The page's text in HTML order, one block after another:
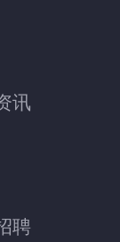
讯
聘